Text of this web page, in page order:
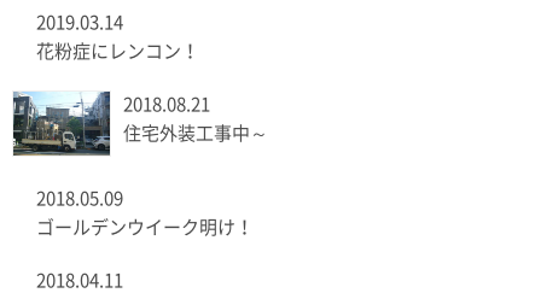
2019.03.14
花粉症にレンコン！
2018.08.21
住宅外装工事中～
2018.05.09
ゴールデンウイーク明け！
2018.04.11